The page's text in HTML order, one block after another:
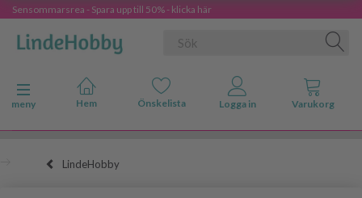
Sensommarsrea - Spara upp till 50% - klicka här
Ändra navigering
meny
LindeHobby